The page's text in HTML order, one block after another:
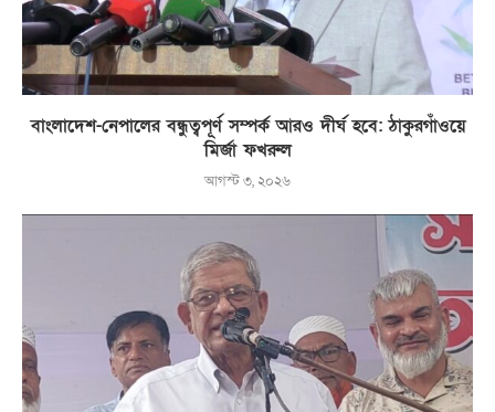
বাংলাদেশ-নেপালের বন্ধুত্বপূর্ণ সম্পর্ক আরও দীর্ঘ হবে: ঠাকুরগাঁওয়ে
মির্জা ফখরুল
আগস্ট ৩, ২০২৬